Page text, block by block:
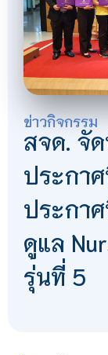
ข่าวกิจกรรม
สจด. จั
ประกา
ประกา
ดูแล
รุ่นที่ 5